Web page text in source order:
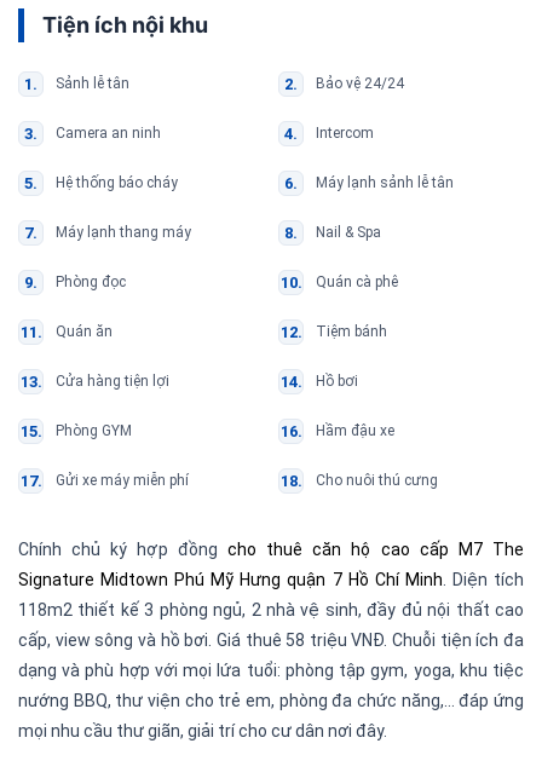
Tiện ích nội khu
Sảnh lễ tân Bảo vệ 24/24
Camera an ninh Intercom
Hệ thống báo cháy Máy lạnh sảnh lễ tân
Máy lạnh thang máy Nail & Spa
Phòng đọc Quán cà phê
Quán ăn Tiệm bánh
Cửa hàng tiện lợi Hồ bơi
Phòng GYM Hầm đậu xe
Gửi xe máy miễn phí Cho nuôi thú cưng
Chính chủ ký hợp đồng cho thuê căn hộ cao cấp M7 The
Signature Midtown Phú Mỹ Hưng quận 7 Hồ Chí Minh. Diện tích
118m2 thiết kế 3 phòng ngủ, 2 nhà vệ sinh, đầy đủ nội thất cao
cấp, view sông và hồ bơi. Giá thuê 58 triệu VNĐ. Chuỗi tiện ích đa
dạng và phù hợp với mọi lứa tuổi: phòng tập gym, yoga, khu tiệc
nướng BBQ, thư viện cho trẻ em, phòng đa chức năng,… đáp ứng
mọi nhu cầu thư giãn, giải trí cho cư dân nơi đây.